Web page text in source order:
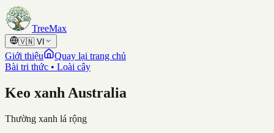
Skip to content
TreeMax
🇻🇳 VI
Giới thiệu
Quay lại trang chủ
Bài tri thức • Loài cây
Keo xanh Australia
Thường xanh lá rộng